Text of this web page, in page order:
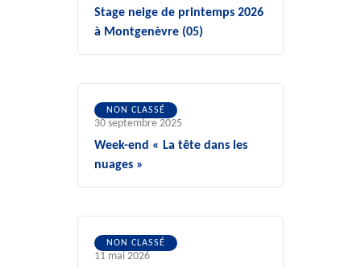
Stage neige de printemps 2026
à Montgenèvre (05)
NON CLASSÉ
30 septembre 2025
Week-end « La tête dans les
nuages »
NON CLASSÉ
11 mai 2026